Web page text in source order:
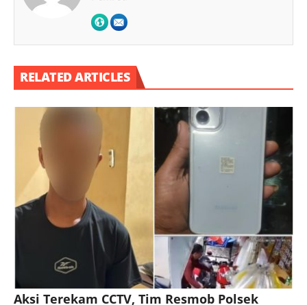
RELATED ARTICLES
Aksi Terekam CCTV, Tim Resmob Polsek